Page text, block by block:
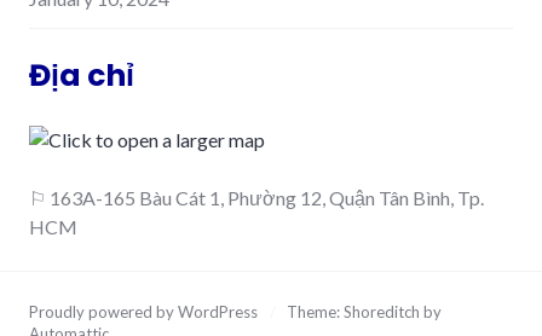
Địa chỉ
⚐ 163A-165 Bàu Cát 1, Phường 12, Quận Tân Bình, Tp.
HCM
Proudly powered by WordPress
Theme: Shoreditch by